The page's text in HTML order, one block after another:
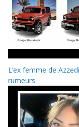
L’ex femme de
rumeurs